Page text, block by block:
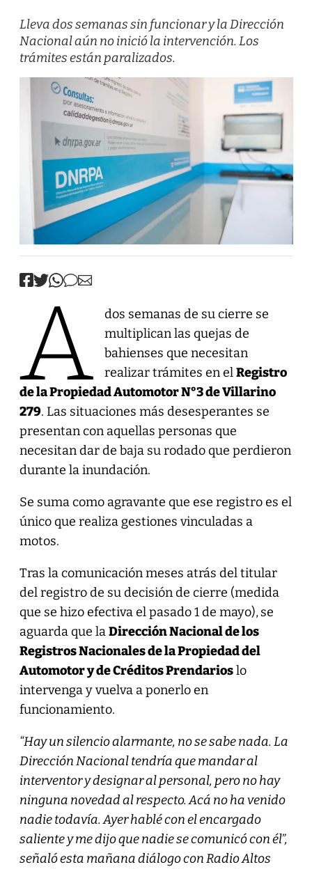
Lleva dos semanas sin funcionar y la Dirección
Nacional aún no inició la intervención. Los
trámites están paralizados.
A
dos semanas de su cierre se
multiplican las quejas de
bahienses que necesitan
realizar trámites en elRegistro
de la Propiedad Automotor N°3 de Villarino
279. Las situaciones más desesperantes se
presentan con aquellas personas que
necesitan dar de baja su rodado que perdieron
durante la inundación.
Se suma como agravante que ese registro es el
único que realiza gestiones vinculadas a
motos.
Tras la comunicación meses atrás del titular
del registro de su decisión de cierre (medida
que se hizo efectiva el pasado 1 de mayo), se
aguarda que laDirección Nacional de los
Registros Nacionales de la Propiedad del
Automotor y de Créditos Prendarioslo
intervenga y vuelva a ponerlo en
funcionamiento.
“Hay un silencio alarmante, no se sabe nada. La
Dirección Nacional tendría que mandar al
interventor y designar al personal, pero no hay
ninguna novedad al respecto. Acá no ha venido
nadie todavía. Ayer hablé con el encargado
saliente y me dijo que nadie se comunicó con él”,
señaló esta mañana diálogo con Radio Altos